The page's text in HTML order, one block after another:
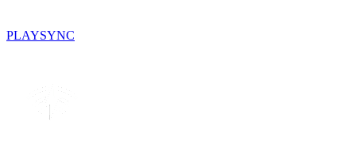
PLAYSYNC